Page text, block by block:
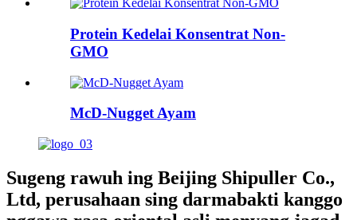
Protein Kedelai Konsentrat Non-
GMO
McD-Nugget Ayam
Sugeng rawuh ing Beijing Shipuller Co.,
Ltd, perusahaan sing darmabakti kanggo